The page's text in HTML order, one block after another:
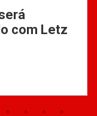
com Letz